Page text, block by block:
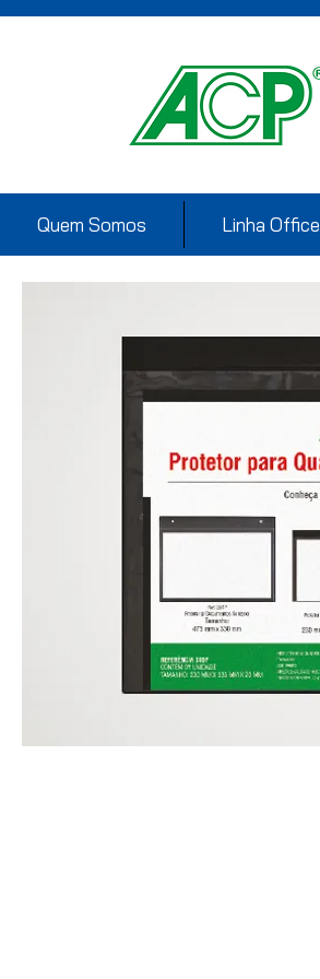
Quem Somos Linha Office